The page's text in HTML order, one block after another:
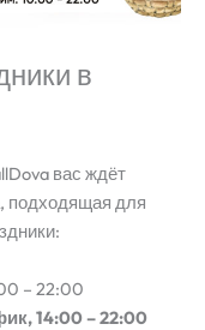
в
вас ждёт
подходящая для
– 22:00
14:00 – 22:00